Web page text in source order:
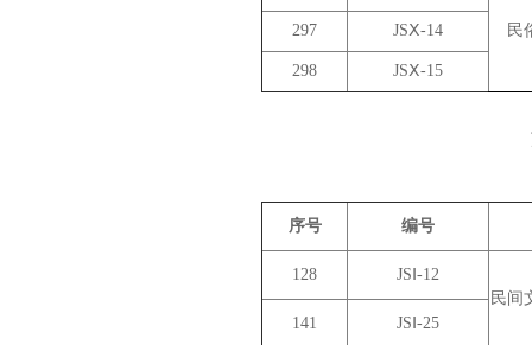
民
297 JSⅩ-14
298 JSⅩ-15
序号 编号
128
JSⅠ-12
民间
141
JSⅠ-25